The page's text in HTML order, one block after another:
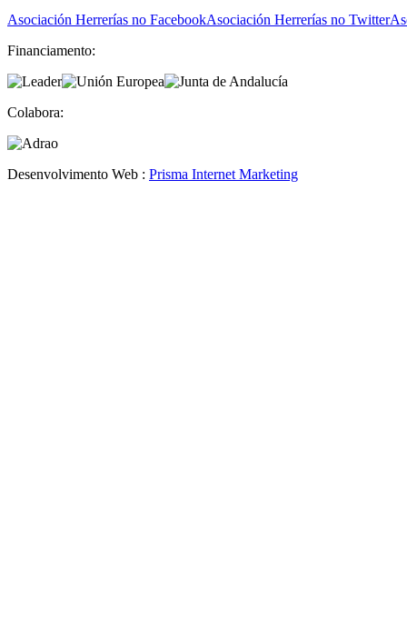
Asociación Herrerías no FacebookAsociación Herrerías no Twitter
Financiamento:
Colabora:
Desenvolvimento Web : Prisma Internet Marketing